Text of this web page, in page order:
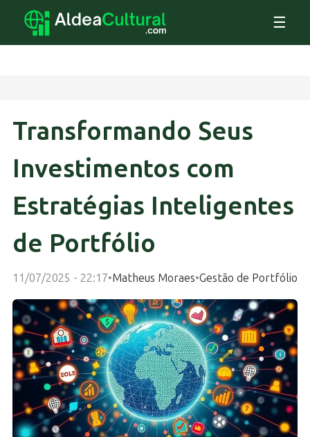
☰
Transformando Seus
Investimentos com
Estratégias Inteligentes
de Portfólio
11/07/2025 - 22:17•Matheus Moraes•Gestão de Portfólio